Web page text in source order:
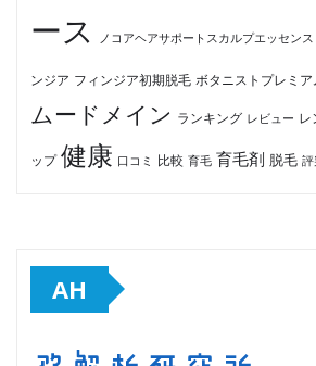
ース
ノコアヘアサポートスカルプエッセンス
ンジア フィンジア初期脱毛 ボタニストプレミ
ムードメイン ランキング レビュー レ
ップ 健康 口コミ 比較 育毛 育毛剤 脱毛
AH